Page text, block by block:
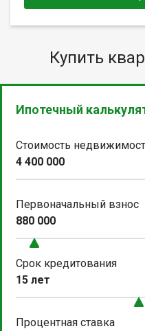
Купить
Ипотечный
Стоимость
4 400 000
Первоначальный взнос
880 000
Срок кредитования
15 лет
Процентная ставка